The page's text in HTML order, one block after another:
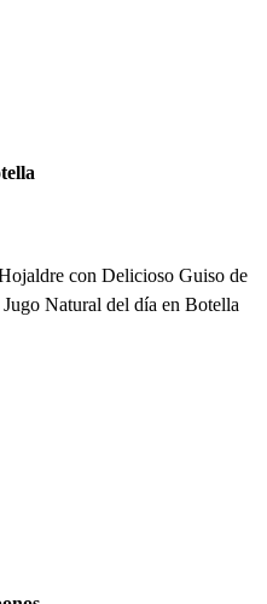
con Delicioso Guiso de
Natural del día en Botella